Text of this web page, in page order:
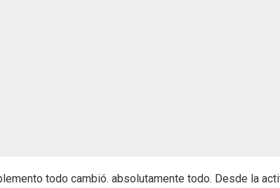
todo cambió. absolutamente todo. Desde la